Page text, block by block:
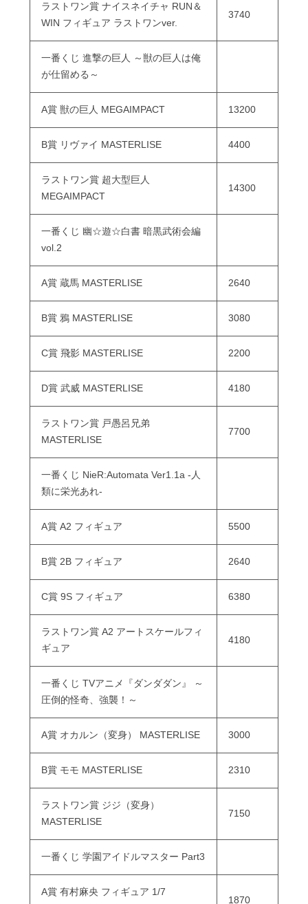
ラストワン賞 ナイスネイチャ RUN＆
WIN フィギュア ラストワンver.
3740
一番くじ 進撃の巨人 ～獣の巨人は俺
が仕留める～
A賞 獣の巨人 MEGAIMPACT 13200
B賞 リヴァイ MASTERLISE 4400
ラストワン賞 超大型巨人
MEGAIMPACT
14300
一番くじ 幽☆遊☆白書 暗黒武術会編
vol.2
A賞 蔵馬 MASTERLISE 2640
B賞 鴉 MASTERLISE 3080
C賞 飛影 MASTERLISE 2200
D賞 武威 MASTERLISE 4180
ラストワン賞 戸愚呂兄弟
MASTERLISE
7700
一番くじ NieR:Automata Ver1.1a -人
類に栄光あれ-
A賞 A2 フィギュア 5500
B賞 2B フィギュア 2640
C賞 9S フィギュア 6380
ラストワン賞 A2 アートスケールフィ
ギュア
4180
一番くじ TVアニメ『ダンダダン』 ～
圧倒的怪奇、強襲！～
A賞 オカルン（変身） MASTERLISE 3000
B賞 モモ MASTERLISE 2310
ラストワン賞 ジジ（変身）
MASTERLISE
7150
一番くじ 学園アイドルマスター Part3
A賞 有村麻央 フィギュア 1/7
1870